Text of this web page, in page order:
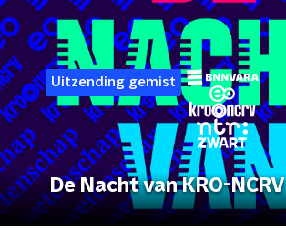
Uitzending gemist
De Nacht van KRO-NCRV